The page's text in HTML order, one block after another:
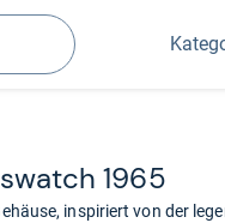
Suchen
1965
inspiriert von der